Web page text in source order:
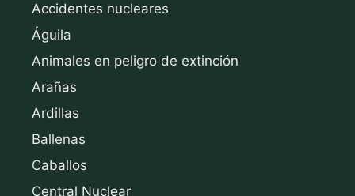
Accidentes nucleares
Águila
Animales en peligro de extinción
Arañas
Ardillas
Ballenas
Caballos
Central Nuclear